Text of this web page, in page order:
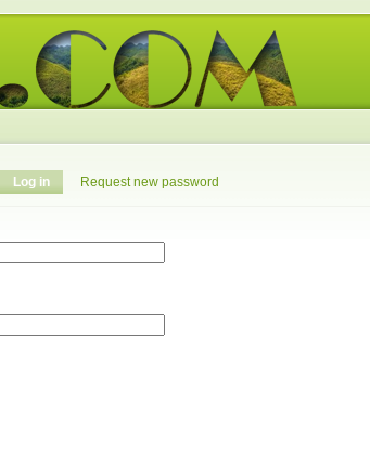
Log in Request new password